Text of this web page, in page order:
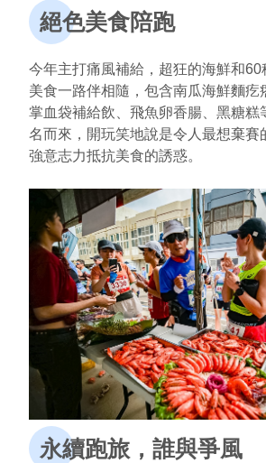
絕色美食陪跑
今年主打痛風補給，超狂的海鮮和
美食一路伴相隨，包含南瓜海鮮麵疙
掌血袋補給飲、飛魚卵香腸、黑糖糕
名而來，開玩笑地說是令人最想棄賽
強意志力抵抗美食的誘惑。
永續跑旅，誰與爭風